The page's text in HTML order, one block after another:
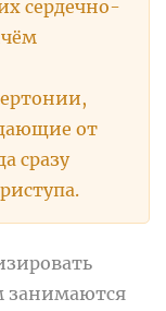
сердечно-
от
сразу
занимаются